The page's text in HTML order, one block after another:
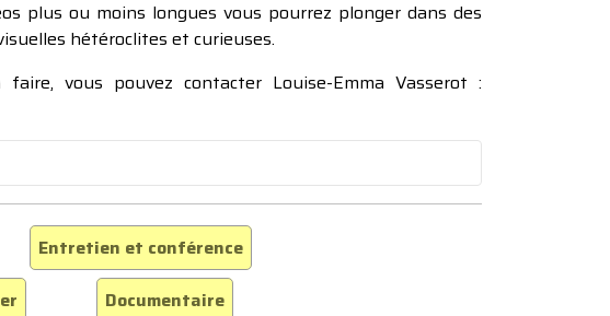
plus ou moins longues vous pourrez plonger dans des
hétéroclites et curieuses.
vous pouvez contacter Louise-Emma Vasserot :
Entretien et conférence
Documentaire